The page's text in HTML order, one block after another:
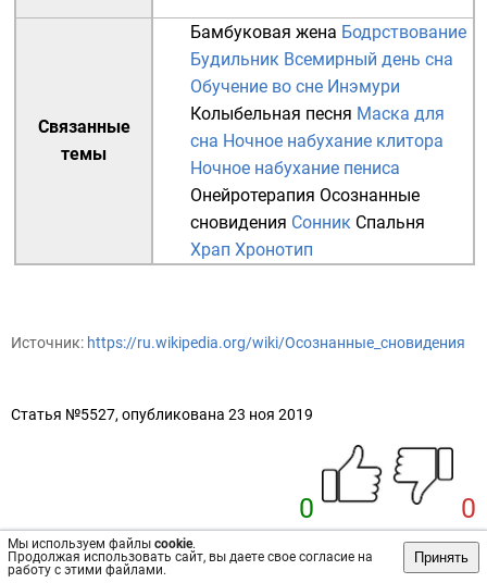
Мы используем файлы cookie.
Продолжая использовать сайт, вы даете свое согласие на
работу с этими файлами.
Принять
Связанные
темы
Бамбуковая жена Бодрствование
Будильник Всемирный день сна
Обучение во сне Инэмури
Колыбельная песня Маска для
сна Ночное набухание клитора
Ночное набухание пениса
Онейротерапия Осознанные
сновидения Сонник Спальня
Храп Хронотип
Источник: https://ru.wikipedia.org/wiki/Осознанные_сновидения
Статья №5527, опубликована 23 ноя 2019
0 0